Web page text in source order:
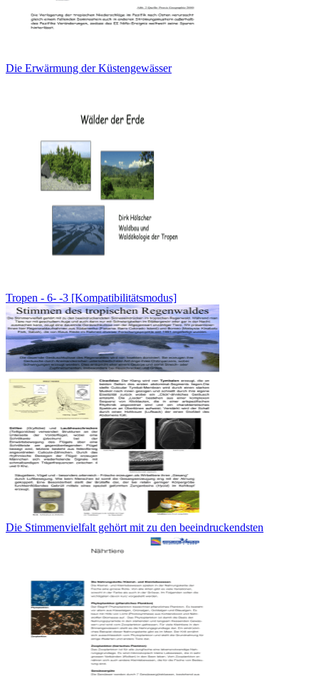
Die Erwärmung der Küstengewässer
Tropen - 6- -3 [Kompatibilitätsmodus]
Die Stimmenvielfalt gehört mit zu den beeindruckendsten